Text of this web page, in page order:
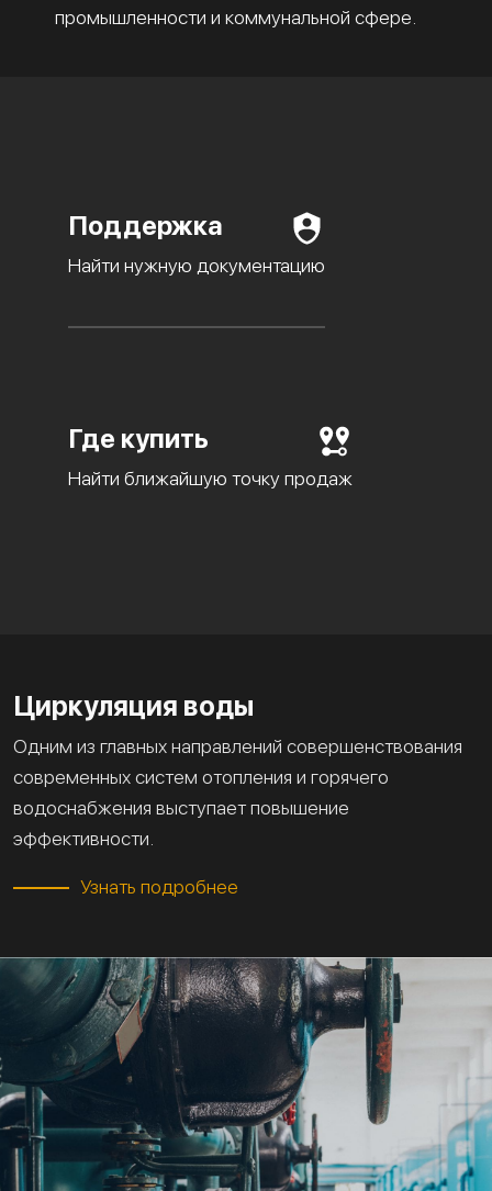
промышленности и коммунальной сфере.
Поддержка
Найти нужную документацию
Где купить
Найти ближайшую точку продаж
Циркуляция воды
Одним из главных направлений совершенствования
современных систем отопления и горячего
водоснабжения выступает повышение
эффективности.
Узнать подробнее